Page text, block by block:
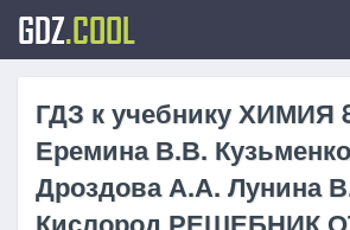
GDZ.COOL
ГДЗ к учебнику ХИМИЯ
Еремина В.В.
Дроздова А.А. Лунина